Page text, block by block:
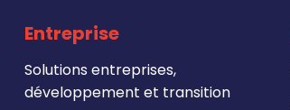
Entreprise
Solutions entreprises,
développement et transition